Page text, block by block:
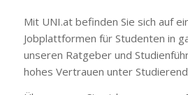
Mit UNI.at befinden Sie sich auf
Jobplattformen für Studenten in
unseren Ratgeber und
hohes Vertrauen unter